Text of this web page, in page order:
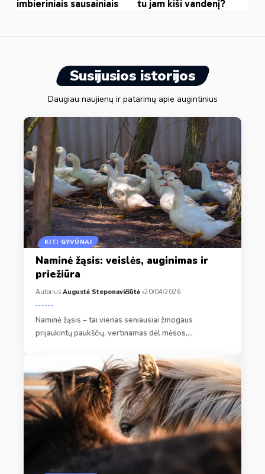
Susijusios istorijos
Daugiau naujienų ir patarimų apie augintinius
KITI GYVŪNAI
Naminė žąsis: veislės, auginimas ir
priežiūra
Autorius:Augustė Steponavičiūtė 20/04/2026
Naminė žąsis – tai vienas seniausiai žmogaus
prijaukintų paukščių, vertinamas dėl mėsos,…